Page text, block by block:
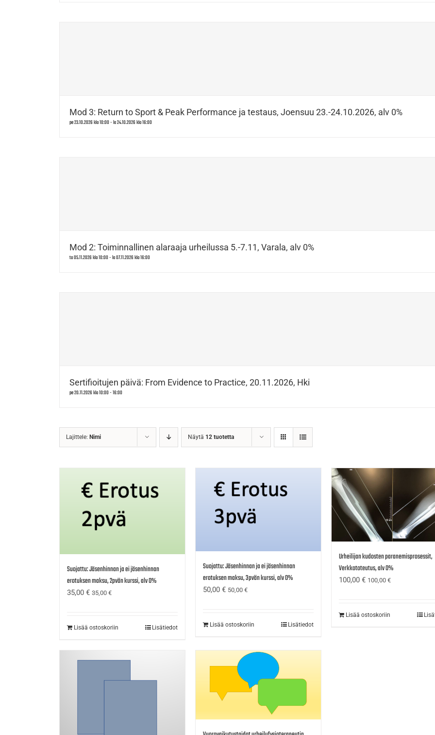
Mod 3: Return to Sport & Peak Performance ja testaus, Joensuu 23.-24.10.2026, alv 0%
pe 23.10.2026 klo 10:00-la 24.10.2026 klo 16:00
Mod 2: Toiminnallinen alaraaja urheilussa 5.-7.11, Varala, alv 0%
to 05.11.2026 klo 10:00-la 07.11.2026 klo 16:00
Sertifioitujen päivä: From Evidence to Practice, 20.11.2026, Hki
pe 20.11.2026 klo 10:00-16:00
Lajittele: Nimi Näytä 12 tuotetta
Suojattu: Jäsenhinnan ja ei jäsenhinnan
erotuksen maksu, 2pvän kurssi, alv 0%
35,00 € 35,00 €
Lisää ostoskoriin Lisätiedot
Suojattu: Jäsenhinnan ja ei jäsenhinnan
erotuksen maksu, 3pvän kurssi, alv 0%
50,00 € 50,00 €
Lisää ostoskoriin Lisätiedot
Urheilijan kudosten paranemisprosessit,
Verkkototeutus, alv 0%
100,00 € 100,00 €
Lisää ostoskoriin